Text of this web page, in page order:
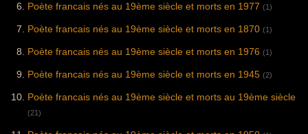
Poète francais nés au 19ème siècle et morts en 1977 (1)
Poète francais nés au 19ème siècle et morts en 1870 (1)
Poète francais nés au 19ème siècle et morts en 1976 (1)
Poète francais nés au 19ème siècle et morts en 1945 (2)
Poète francais nés au 19ème siècle et morts au 19ème siècle
(21)